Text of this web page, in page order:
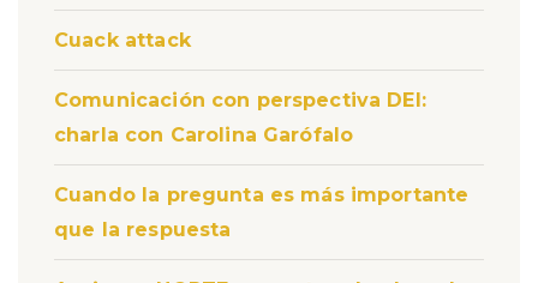
Cuack attack
Comunicación con perspectiva DEI:
charla con Carolina Garófalo
Cuando la pregunta es más importante
que la respuesta